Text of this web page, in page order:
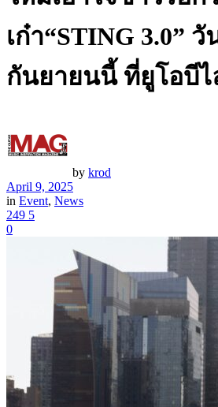
เก๋า“STING 3.0” วั
กันยายนนี้ ที่ยูโอบีไ
by krod
April 9, 2025
in Event, News
249 5
0